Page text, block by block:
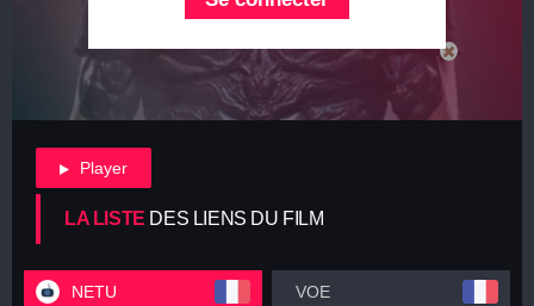
Player
LA LISTE DES LIENS DU FILM
NETU VOE